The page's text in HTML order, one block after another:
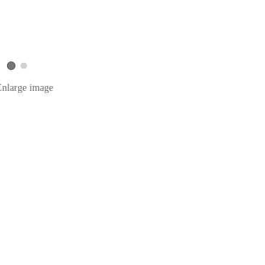
View product image 1
View product image 2
image